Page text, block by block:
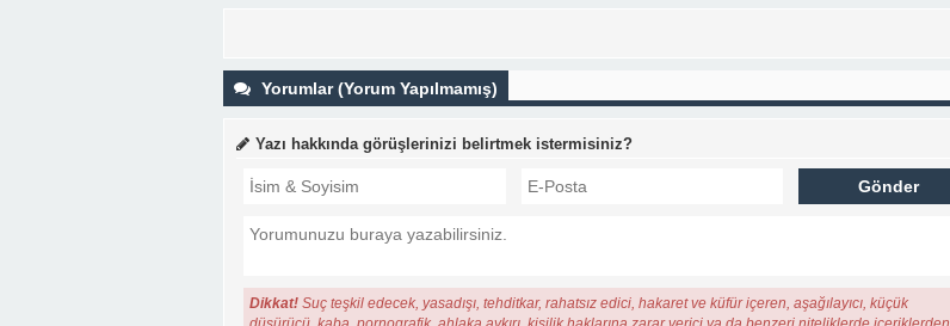
Yorumlar (Yorum Yapılmamış)
Yazı hakkında görüşlerinizi belirtmek istermisiniz?
Dikkat! Suç teşkil edecek, yasadışı, tehditkar, rahatsız edici, hakaret ve küfür içeren, aşağılayıcı, küçük